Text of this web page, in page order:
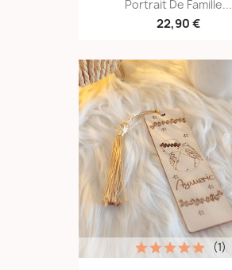
Portrait De Famille...
22,90 €
(1)